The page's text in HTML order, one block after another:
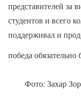
представителей за
студентов и всего
поддерживал и
победа обязательно
Фото: Захар